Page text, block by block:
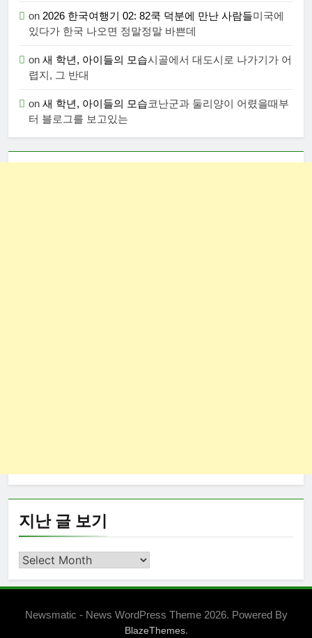
on 2026 한국여행기 02: 82쿡 덕분에 만난 사람들미국에
있다가 한국 나오면 정말정말 바쁜데
on 새 학년, 아이들의 모습시골에서 대도시로 나가기가 어
렵지, 그 반대
on 새 학년, 아이들의 모습코난군과 둘리양이 어렸을때부
터 블로그를 보고있는
지난 글 보기
지
글
보Newsmatic - News WordPress Theme 2026. Powered By
BlazeThemes.